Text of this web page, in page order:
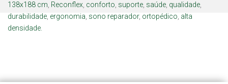
138x188 cm Reconflex conforto suporte saúde qualidade
durabilidade ergonomia sono reparador, ortopédico alta
densidade.